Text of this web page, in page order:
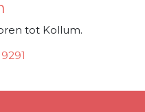
tot Kollum.
9291